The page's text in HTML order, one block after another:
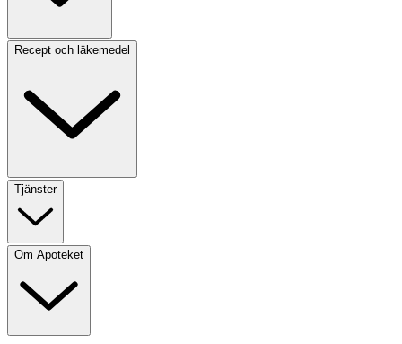
Recept och läkemedel
Tjänster
Om Apoteket